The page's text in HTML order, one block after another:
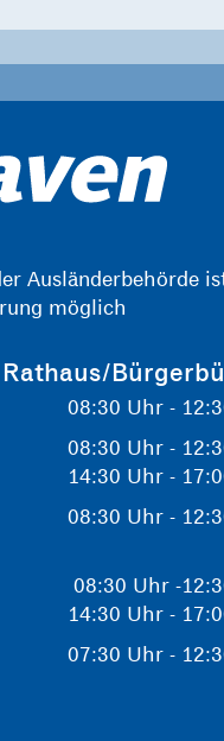
Ausländerbehörde
möglich
08:30 Uhr -
08:30 Uhr -
14:30 Uhr -
08:30 Uhr -
08:30 Uhr -
14:30 Uhr -
07:30 Uhr -